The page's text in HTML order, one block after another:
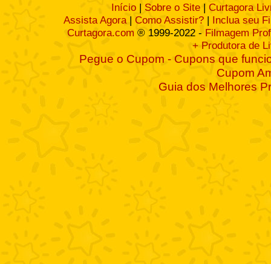
Início | Sobre o Site | Curtagora
Assista Agora| Como Assistir? | Inclua seu
Curtagora.com ® 1999-2022 - Filmagem
+ Produtora de
Pegue o Cupom - Cupons que
Cupom
Guia dos Melhores